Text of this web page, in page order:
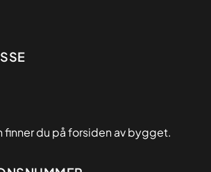
du på forsiden av bygget.